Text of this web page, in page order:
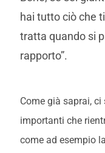
hai tutto ciò che
tratta quando si
rapporto”.
Come già saprai,
importanti che
come ad esempio la